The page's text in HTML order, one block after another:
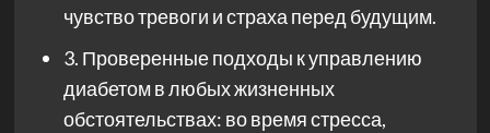
чувство тревоги и страха перед будущим.
3. Проверенные подходы к управлению
диабетом в любых жизненных
обстоятельствах: во время стресса,